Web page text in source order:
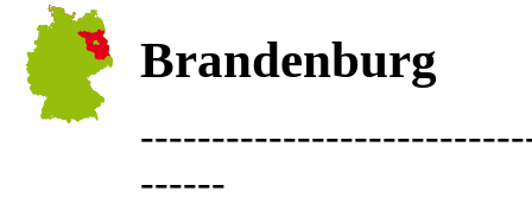
Brandenburg
------